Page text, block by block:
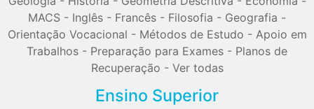
MACS - Inglês - Francês - Filosofia - Geografia -
Orientação Vocacional - Métodos de Estudo - Apoio em
Trabalhos - Preparação para Exames - Planos de
Recuperação - Ver todas
Ensino Superior